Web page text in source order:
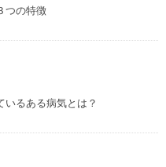
つの特徴
いるある病気とは？